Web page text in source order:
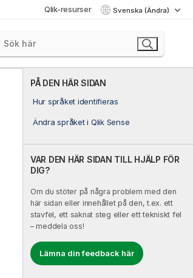
Qlik-resurser Svenska (Ändra)
PÅ DEN HÄR SIDAN
Hur språket identifieras
Ändra språket i Qlik Sense
VAR DEN HÄR SIDAN TILL HJÄLP FÖR
DIG?
Om du stöter på några problem med den
här sidan eller innehållet på den, t.ex. ett
stavfel, ett saknat steg eller ett tekniskt fel
– meddela oss!
Lämna din feedback här